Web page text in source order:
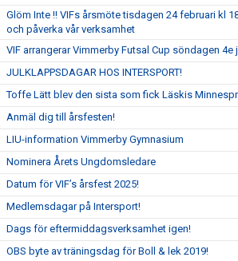
Glöm Inte !! VIFs årsmöte tisdagen 24 februari kl
och påverka vår verksamhet
VIF arrangerar Vimmerby Futsal Cup söndagen 4e
JULKLAPPSDAGAR HOS INTERSPORT!
Toffe Lätt blev den sista som fick Läskis
Anmäl dig till årsfesten!
LIU-information Vimmerby Gymnasium
Nominera Årets Ungdomsledare
Datum för VIF’s årsfest 2025!
Medlemsdagar på Intersport!
Dags för eftermiddagsverksamhet igen!
OBS byte av träningsdag för Boll & lek 2019!